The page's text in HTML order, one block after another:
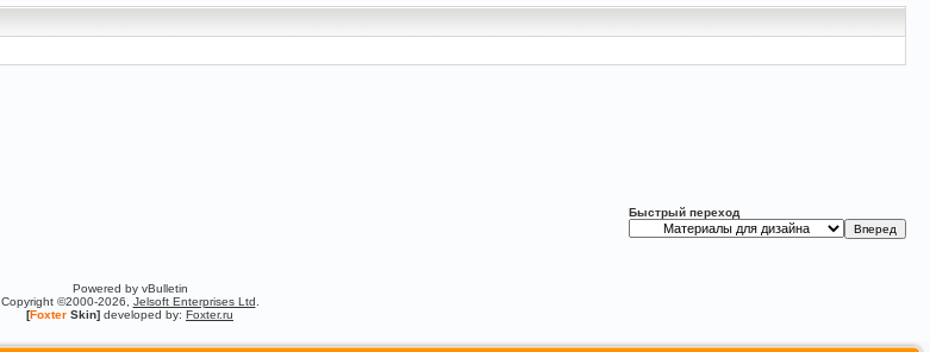
Быстрый переход
Powered by vBulletin
Copyright ©2000-2026, Jelsoft Enterprises Ltd
[Foxter Skin] developed by: Foxter.ru